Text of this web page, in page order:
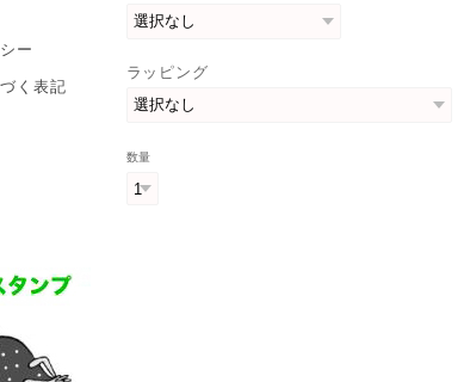
ー
く表記
ラッピング
数量